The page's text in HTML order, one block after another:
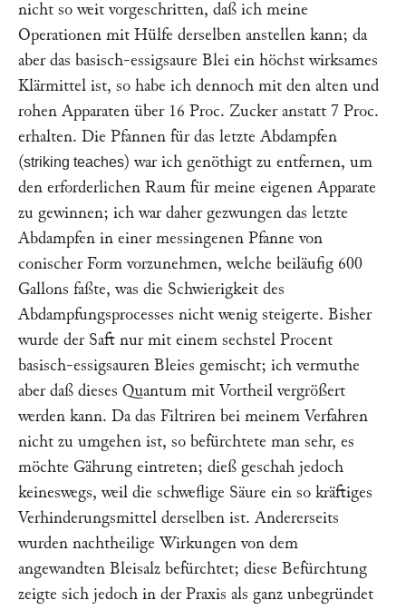
nicht so weit vorgeschritten, daß ich meine
Operationen mit Hülfe derselben anstellen kann; da
aber das basisch-essigsaure Blei ein höchst wirksames
Klärmittel ist, so habe ich dennoch mit den alten und
rohen Apparaten über 16 Proc. Zucker anstatt 7 Proc.
erhalten. Die Pfannen für das letzte Abdampfen
(striking teaches) war ich genöthigt zu entfernen, um
den erforderlichen Raum für meine eigenen Apparate
zu gewinnen; ich war daher gezwungen das letzte
Abdampfen in einer messingenen Pfanne von
conischer Form vorzunehmen, welche beiläufig 600
Gallons faßte, was die Schwierigkeit des
Abdampfungsprocesses nicht wenig steigerte. Bisher
wurde der Saft nur mit einem sechstel Procent
basisch-essigsauren Bleies gemischt; ich vermuthe
aber daß dieses Quantum mit Vortheil vergrößert
werden kann. Da das Filtriren bei meinem Verfahren
nicht zu umgehen ist, so befürchtete man sehr, es
möchte Gährung eintreten; dieß geschah jedoch
keineswegs, weil die schweflige Säure ein so kräftiges
Verhinderungsmittel derselben ist. Andererseits
wurden nachtheilige Wirkungen von dem
angewandten Bleisalz befürchtet; diese Befürchtung
zeigte sich jedoch in der Praxis als ganz unbegründet